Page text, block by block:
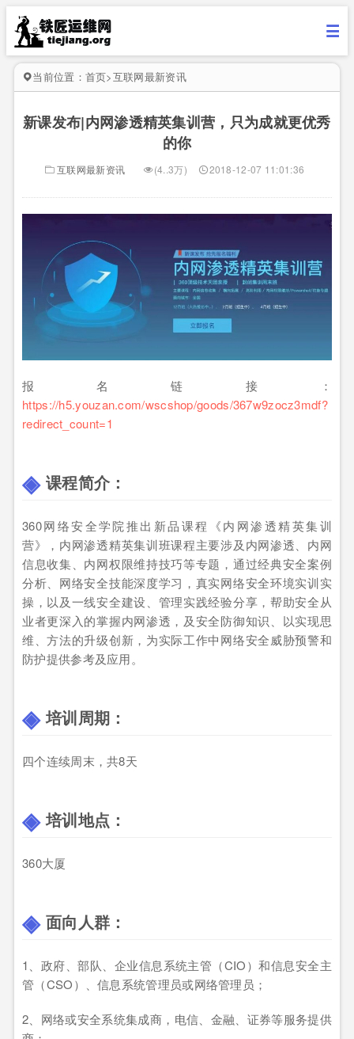
当前位置： 首页>互联网最新资讯
新课发布|内网渗透精英集训营，只为成就更优秀
的你
互联网最新资讯 (4..3万) 2018-12-07 11:01:36
报名链接：
https://h5.youzan.com/wscshop/goods/367w9zocz3mdf?
redirect_count=1
课程简介：
360网络安全学院推出新品课程《内网渗透精英集训
营》，内网渗透精英集训班课程主要涉及内网渗透、内网
信息收集、内网权限维持技巧等专题，通过经典安全案例
分析、网络安全技能深度学习，真实网络安全环境实训实
操，以及一线安全建设、管理实践经验分享，帮助安全从
业者更深入的掌握内网渗透，及安全防御知识、以实现思
维、方法的升级创新，为实际工作中网络安全威胁预警和
防护提供参考及应用。
培训周期：
四个连续周末，共8天
培训地点：
360大厦
面向人群：
1、政府、部队、企业信息系统主管（CIO）和信息安全主
管（CSO）、信息系统管理员或网络管理员；
2、网络或安全系统集成商，电信、金融、证券等服务提供